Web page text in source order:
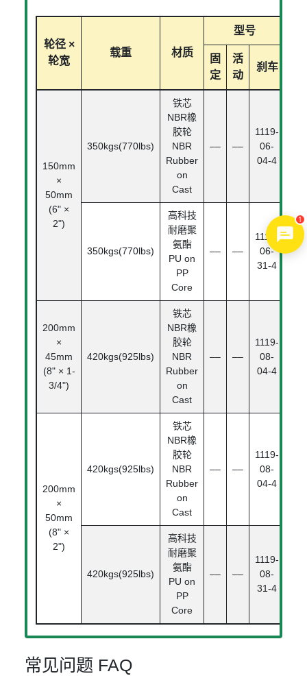
轮径 ×
轮宽
载重 材质
型号
固
定
活
动
刹车
150mm
×
50mm
(6" ×
2")
350kgs(770lbs)
铁芯
NBR橡
胶轮
NBR
Rubber
on
Cast
–– ––
1119-
06-
04-4
350kgs(770lbs)
高科技
耐磨聚
氨酯
PU on
PP
Core
–– ––
1119-
06-
31-4
200mm
×
45mm
(8" × 1-
3/4")
420kgs(925lbs)
铁芯
NBR橡
胶轮
NBR
Rubber
on
Cast
–– ––
1119-
08-
04-4
200mm
×
50mm
(8" ×
2")
420kgs(925lbs)
铁芯
NBR橡
胶轮
NBR
Rubber
on
Cast
–– ––
1119-
08-
04-4
420kgs(925lbs)
高科技
耐磨聚
氨酯
PU on
PP
Core
–– ––
1119-
08-
31-4
常见问题 FAQ
1